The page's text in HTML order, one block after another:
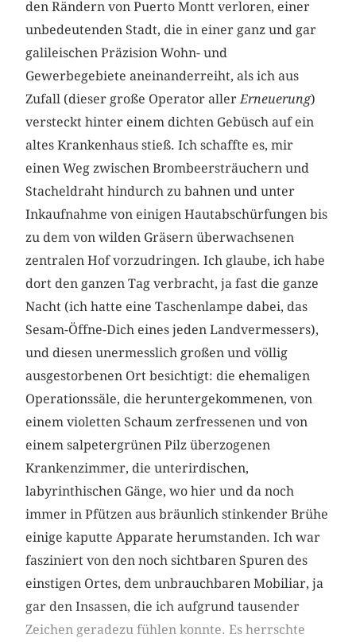
den Rändern von Puerto Montt verloren, einer
unbedeutenden Stadt, die in einer ganz und gar
galileischen Präzision Wohn- und
Gewerbegebiete aneinanderreiht, als ich aus
Zufall (dieser große Operator aller Erneuerung)
versteckt hinter einem dichten Gebüsch auf ein
altes Krankenhaus stieß. Ich schaffte es, mir
einen Weg zwischen Brombeersträuchern und
Stacheldraht hindurch zu bahnen und unter
Inkaufnahme von einigen Hautabschürfungen bis
zu dem von wilden Gräsern überwachsenen
zentralen Hof vorzudringen. Ich glaube, ich habe
dort den ganzen Tag verbracht, ja fast die ganze
Nacht (ich hatte eine Taschenlampe dabei, das
Sesam-Öffne-Dich eines jeden Landvermessers),
und diesen unermesslich großen und völlig
ausgestorbenen Ort besichtigt: die ehemaligen
Operationssäle, die heruntergekommenen, von
einem violetten Schaum zerfressenen und von
einem salpetergrünen Pilz überzogenen
Krankenzimmer, die unterirdischen,
labyrinthischen Gänge, wo hier und da noch
immer in Pfützen aus bräunlich stinkender Brühe
einige kaputte Apparate herumstanden. Ich war
fasziniert von den noch sichtbaren Spuren des
einstigen Ortes, dem unbrauchbaren Mobiliar, ja
gar den Insassen, die ich aufgrund tausender
Zeichen geradezu fühlen konnte. Es herrschte